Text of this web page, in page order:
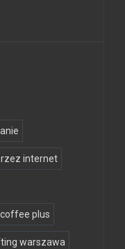
internet
plus
warszawa